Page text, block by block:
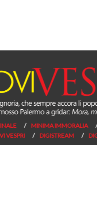
MINIMA IMMORALIA
VESPRI DIGISTREAM